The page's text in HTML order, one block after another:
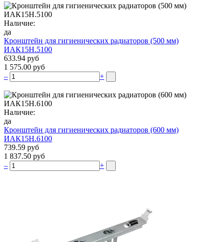
Наличие:
да
Кронштейн для гигиенических радиаторов (500 мм)
ИАК15Н.5100
633.94 руб
1 575.00 руб
–
+
Наличие:
да
Кронштейн для гигиенических радиаторов (600 мм)
ИАК15Н.6100
739.59 руб
1 837.50 руб
–
+